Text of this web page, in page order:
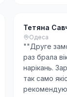
Тетяна
Одеса
""Друге
раз брала
нарікань.
так само